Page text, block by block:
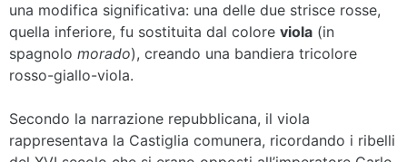
una modifica significativa: una delle due strisce rosse,
quella inferiore, fu sostituita dal colore viola (in
spagnolo morado), creando una bandiera tricolore
rosso-giallo-viola.
Secondo la narrazione repubblicana, il viola
rappresentava la Castiglia comunera, ricordando i ribelli